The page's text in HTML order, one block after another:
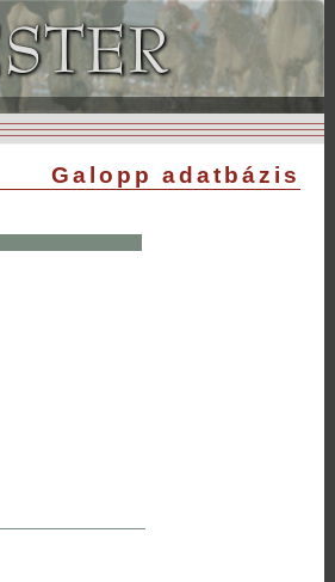
Galopp adatbázis